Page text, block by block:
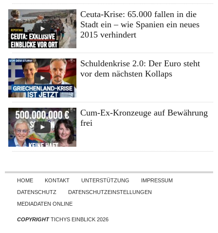
Ceuta-Krise: 65.000 fallen in die
Stadt ein – wie Spanien ein neues
2015 verhindert
Schuldenkrise 2.0: Der Euro steht
vor dem nächsten Kollaps
Cum-Ex-Kronzeuge auf Bewährung
frei
Skip to content
HOME KONTAKT UNTERSTÜTZUNG
IMPRESSUM
DATENSCHUTZ
DATENSCHUTZEINSTELLUNGEN
MEDIADATEN ONLINE
COPYRIGHTTICHYS EINBLICK 2026